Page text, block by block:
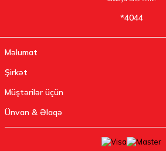
*4044
Məlumat
Şirkət
Müştərilər üçün
Ünvan & Əlaqə